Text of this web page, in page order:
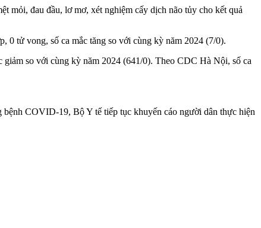
mỏi, đau đầu, lơ mơ, xét nghiệm cấy dịch não tủy cho kết quả
tử vong, số ca mắc tăng so với cùng kỳ năm 2024 (7/0).
so với cùng kỳ năm 2024 (641/0). Theo CDC Hà Nội, số ca
COVID-19, Bộ Y tế tiếp tục khuyến cáo người dân thực hiện